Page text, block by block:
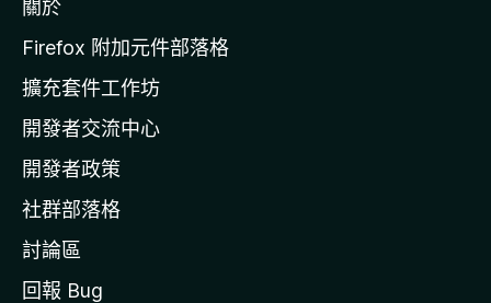
i
l
a
官
網
關於
Firefox 附加元件部落格
擴充套件工作坊
開發者交流中心
開發者政策
社群部落格
討論區
回報 Bug